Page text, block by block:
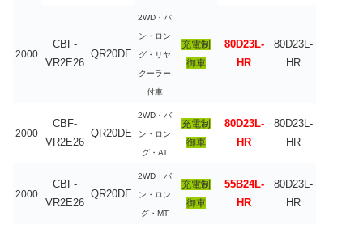
2000
CBF-
VR2E26
QR20DE
2WD・バ
ン・ロン
グ・リヤ
クーラー
付車
充電制
御車
80D23L-
HR
80D23L-
HR
2000
CBF-
VR2E26
QR20DE
2WD・バ
ン・ロン
グ・AT
充電制
御車
80D23L-
HR
80D23L-
HR
2000
CBF-
VR2E26
QR20DE
2WD・バ
ン・ロン
グ・MT
充電制
御車
55B24L-
HR
80D23L-
HR